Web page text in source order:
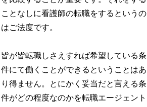
ことなしに看護師の転職をするというの
はご法度です。
皆が皆転職しさえすれば希望している条
件にて働くことができるということはあ
り得ません。とにかく妥当だと言える条
件がどの程度なのかを転職エージェント